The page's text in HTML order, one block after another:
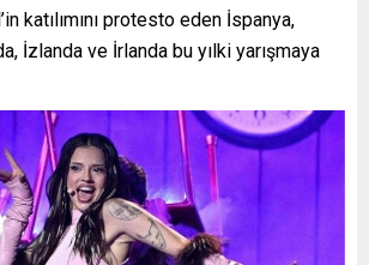
katılımını protesto eden İspanya,
İzlanda ve İrlanda bu yılki yarışmaya